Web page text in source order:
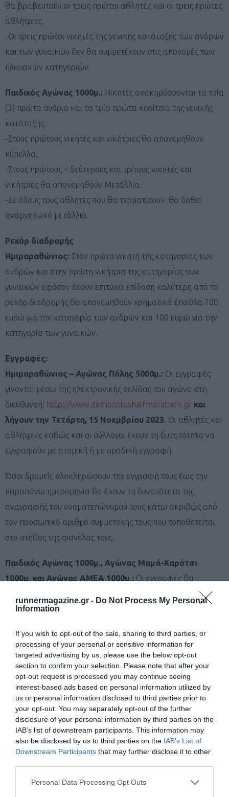
runnermagazine.gr - Do Not Process My Personal
Information
If you wish to opt-out of the sale, sharing to third parties, or
processing of your personal or sensitive information for
targeted advertising by us, please use the below opt-out
section to confirm your selection. Please note that after your
opt-out request is processed you may continue seeing
interest-based ads based on personal information utilized by
us or personal information disclosed to third parties prior to
your opt-out. You may separately opt-out of the further
disclosure of your personal information by third parties on the
IAB’s list of downstream participants. This information may
also be disclosed by us to third parties on the IAB’s List of
Downstream Participants that may further disclose it to other
Personal Data Processing Opt Outs
θα βραβευτούν οι τρεις πρώτοι αθλητές και οι τρεις πρώτες
αθλήτριες.
-Οι τρεις πρώτοι νικητές της γενικής κατάταξης των ανδρών
και των γυναικών δεν θα συμμετέχουν στις απονομές των
ηλικιακών κατηγοριών.
Παιδικός Αγώνας 1000μ.: Νικητές ανακηρύσσονται τα τρία
(3) πρώτα αγόρια και τα τρία πρώτα κορίτσια της γενικής
κατάταξης.
-Στους πρώτους νικητές και νικήτριες θα απονεμηθούν
κύπελλα.
-Στους πρώτους – δεύτερους και τρίτους νικητές και
νικήτριες θα απονεμηθούν Μετάλλια.
-Σε όλους τους αθλητές που θα τερματίσουν θα δοθεί
αναμνηστικό μετάλλιο.
Ρεκόρ διαδρομής
Ημιμαραθώνιος: Στον πρώτο νικητή της κατηγορίας των
ανδρών και στην πρώτη νικήτρια της κατηγορίας των
γυναικών εφόσον έχουν επιτύχει επίδοση καλύτερη από το
ρεκόρ διαδρομής θα απονεμηθούν χρηματικά έπαθλα 200
ευρώ για την κατηγορία των ανδρών και 100 ευρώ για την
κατηγορία των γυναικών.
Εγγραφές:
Ημιμαραθώνιος – Αγώνας Πόλης 5000μ.: Οι εγγραφές
γίνονται μέσω της ηλεκτρονικής σελίδας του αγώνα στη
διεύθυνση: http://www.democritushalfmarathon.gr και
λήγουν την Τετάρτη, 15 Νοεμβρίου 2023. Οι αθλητές και
αθλήτριες καθώς και οι σύλλογοι έχουν τη δυνατότητα να
εγγραφούν με ατομική ή με ομαδική εγγραφή.
Όσοι δρομείς ολοκληρώσουν την εγγραφή τους έως την
παραπάνω ημερομηνία θα έχουν τη δυνατότητα της
αναγραφής του ονοματεπώνυμού τους κάτω ακριβώς από
τον προσωπικό αριθμό συμμετοχής τους που τοποθετείται
στο στήθος της φανέλας τους.
Παιδικός Αγώνας 1000μ., Αγώνας Μαμά-Καρότσι
1000μ. και Αγώνας ΑΜΕΑ 1000μ.: Οι εγγραφές θα
γίνονται στην Κεντρική πλατεία σε διαμορφωμένο χώρο
μπροστά στην είσοδο του Δημαρχείου. Η γραμματεία θα
10:00 έως 19:00 και την Κυριακή 26-11-2022 από τις 08:30
έως 12:30. Με την εγγραφή θα παραλαμβάνουν τον αριθμό
του αγώνα τον οποίο πρέπει να έχουν τοποθετημένο στο
στήθος κατά την διάρκεια του αγώνα.Για να γίνει δεκτή η
συμμετοχή θα πρέπει απαραίτητα, κατά την διάρκεια
εγγραφής, ο γονέας ή κηδεμόνας να υπογράψει την
υπεύθυνη δήλωση συμμετοχής του ανήλικου αθλητή.
Σε αντίθετη περίπτωση δεν θα γίνεται αποδεκτή η
Επικοινωνία: